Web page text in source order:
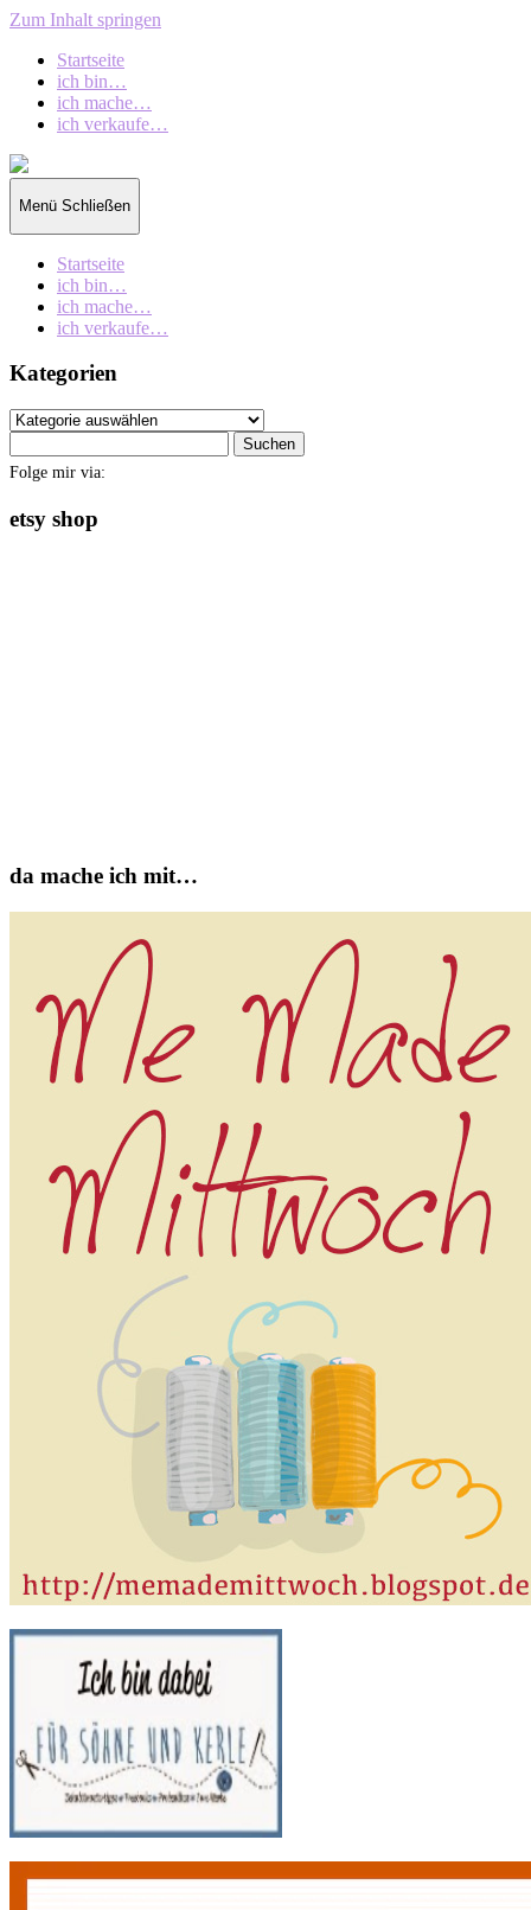
Zum Inhalt springen
Startseite
ich bin…
ich mache…
ich verkaufe…
collection
oberschin
Menü Schließen
Startseite
ich bin…
ich mache…
ich verkaufe…
Kategorien
Kategorien
nach:
Folge mir via:
etsy shop
da mache ich mit…